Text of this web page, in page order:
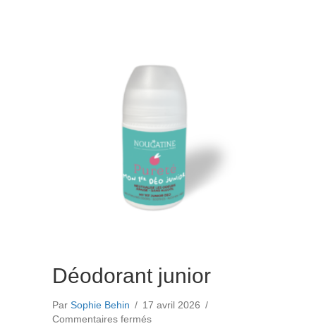
Déodorant junior
Par Sophie Behin / 17 avril 2026 /
Commentaires ferméssur